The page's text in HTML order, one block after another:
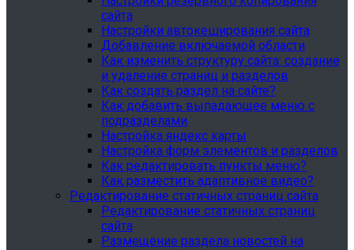
сайта
Настройки автокеширования сайта
Добавление включаемой области
Как изменить структуру сайта: создание
и удаление страниц и разделов
Как создать раздел на сайте?
Как добавить выпадающее меню с
подразделами
Настройка яндекс карты
Настройка форм элементов и разделов
Как редактировать пункты меню?
Как разместить адаптивное видео?
Редактирование статичных страниц сайта
Редактирование статичных страниц
сайта
Размещение раздела новостей на